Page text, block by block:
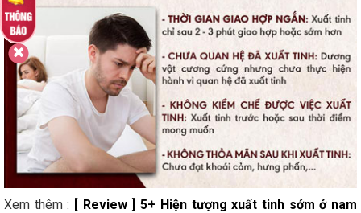
Xem thêm : [ Review ] 5+ Hiện tượng xuất tinh sớm ở nam